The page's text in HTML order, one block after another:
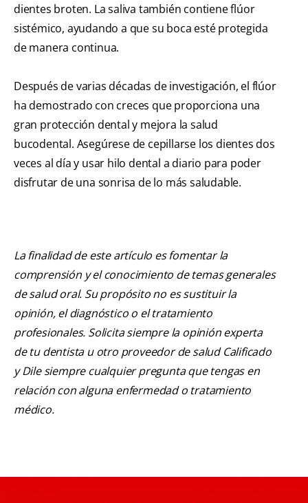
dientes broten. La saliva también contiene flúor
sistémico, ayudando a que su boca esté protegida
de manera continua.
Después de varias décadas de investigación, el flúor
ha demostrado con creces que proporciona una
gran protección dental y mejora la salud
bucodental. Asegúrese de cepillarse los dientes dos
veces al día y usar hilo dental a diario para poder
disfrutar de una sonrisa de lo más saludable.
La finalidad de este artículo es fomentar la
comprensión y el conocimiento de temas generales
de salud oral. Su propósito no es sustituir la
opinión, el diagnóstico o el tratamiento
profesionales. Solicita siempre la opinión experta
de tu dentista u otro proveedor de salud Calificado
y Dile siempre cualquier pregunta que tengas en
relación con alguna enfermedad o tratamiento
médico.